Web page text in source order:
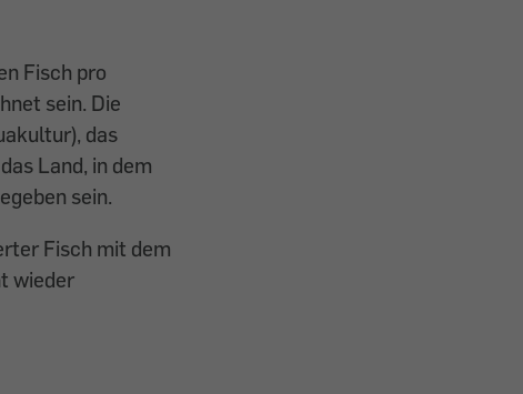
Fisch pro
sein. Die
das
Land, in dem
sein.
Fisch mit dem
wieder